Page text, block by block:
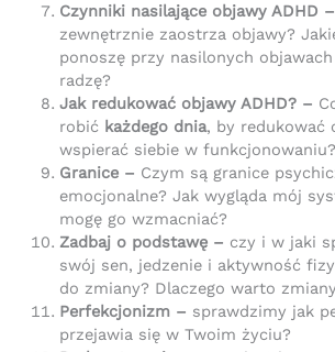
Czynniki nasilające objawy ADHD –
zewnętrznie zaostrza objawy?
ponoszę przy nasilonych
radzę?
Jak redukować objawy ADHD? –
robić każdego dnia, by redukować
wspierać siebie w funkcjonowaniu?
Granice – Czym są granice
emocjonalne? Jak wygląda mój
mogę go wzmacniać?
Zadbaj o podstawę – czy i w jaki
swój sen, jedzenie i aktywność
do zmiany? Dlaczego warto
Perfekcjonizm – sprawdzimy jak
przejawia się w Twoim życiu?